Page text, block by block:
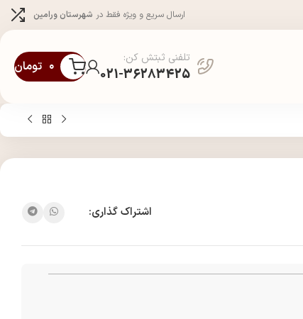
ارسال سریع و ویژه فقط در شهرستان ورامین
تلفنی ثبتش کن:
021-36283425 ۰ تومان
اشتراک گذاری: